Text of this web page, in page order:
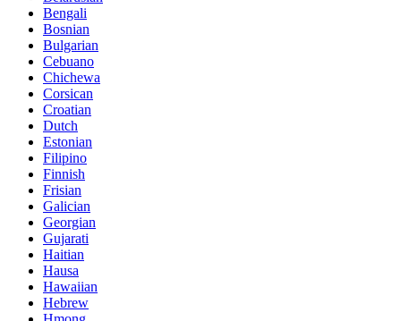
Bengali
Bosnian
Bulgarian
Cebuano
Chichewa
Corsican
Croatian
Dutch
Estonian
Filipino
Finnish
Frisian
Galician
Georgian
Gujarati
Haitian
Hausa
Hawaiian
Hebrew